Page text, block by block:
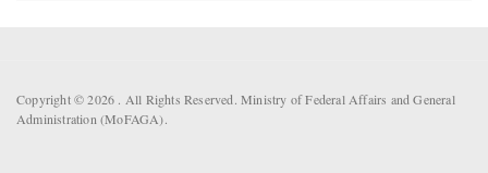
Copyright © 2026 . All Rights Reserved. Ministry of Federal Affairs and General
Administration (MoFAGA).